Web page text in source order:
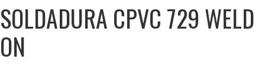
SOLDADURA CPVC 729 WELD
ON